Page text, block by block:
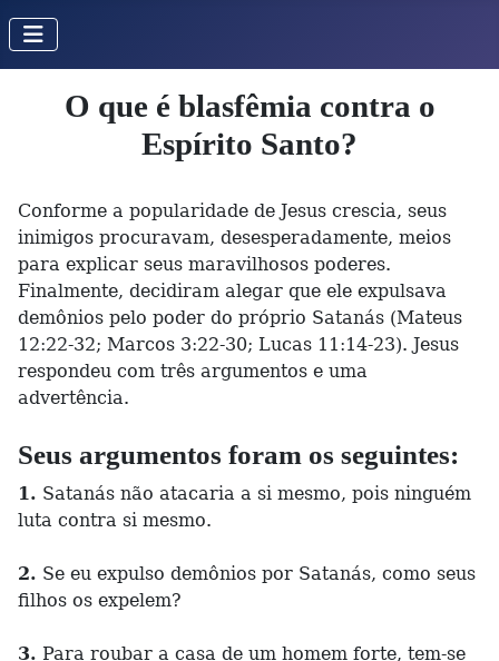
O que é blasfêmia contra o
Espírito Santo?
Conforme a popularidade de Jesus crescia, seus
inimigos procuravam, desesperadamente, meios
para explicar seus maravilhosos poderes.
Finalmente, decidiram alegar que ele expulsava
demônios pelo poder do próprio Satanás (Mateus
12:22-32; Marcos 3:22-30; Lucas 11:14-23). Jesus
respondeu com três argumentos e uma
advertência.
Seus argumentos foram os seguintes:
1. Satanás não atacaria a si mesmo, pois ninguém
luta contra si mesmo.
2. Se eu expulso demônios por Satanás, como seus
filhos os expelem?
3. Para roubar a casa de um homem forte, tem-se